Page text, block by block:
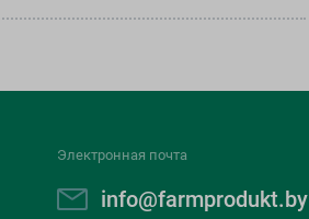
Электронная почта
info@farmprodukt.by